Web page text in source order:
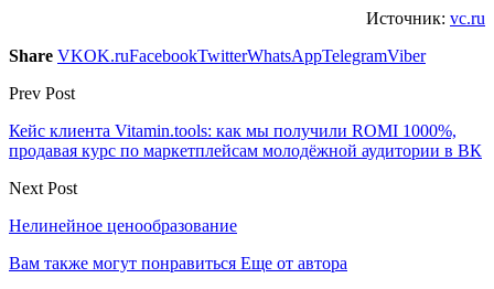
Источник: vc.ru
Share VKOK.ruFacebookTwitterWhatsAppTelegramViber
Prev Post
Кейс клиента Vitamin.tools: как мы получили ROMI 1000%,
продавая курс по маркетплейсам молодёжной аудитории в ВК
Next Post
Нелинейное ценообразование
Вам также могут понравиться Еще от автора